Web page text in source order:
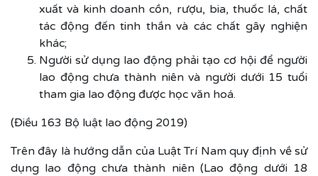
xuất và kinh doanh cồn, rượu, bia, thuốc lá, chất
tác động đến tinh thần và các chất gây nghiện
khác;
Người sử dụng lao động phải tạo cơ hội để người
lao động chưa thành niên và người dưới 15 tuổi
tham gia lao động được học văn hoá.
(Điều 163 Bộ luật lao động 2019)
Trên đây là hướng dẫn của Luật Trí Nam quy định về sử
dụng lao động chưa thành niên (Lao động dưới 18